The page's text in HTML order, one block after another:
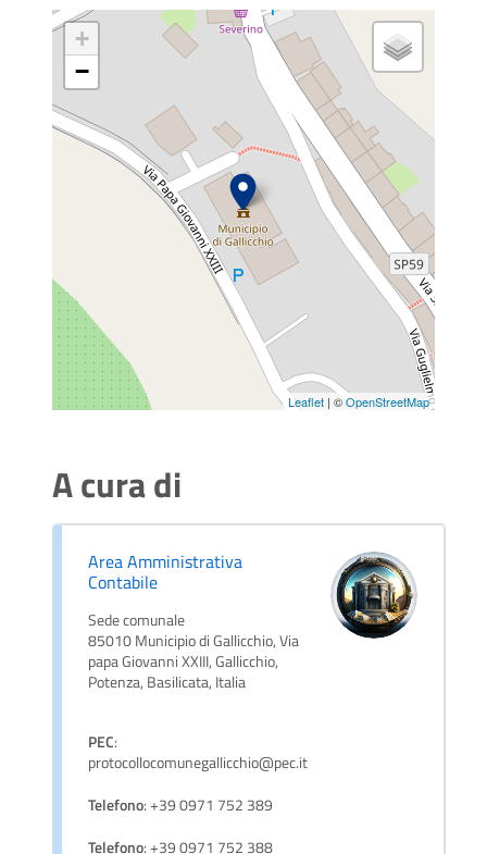
+
−
Leaflet | ©OpenStreetMap
A cura di
Area Amministrativa
Contabile
Sede comunale
85010 Municipio di Gallicchio, Via
papa Giovanni XXIII, Gallicchio,
Potenza, Basilicata, Italia
PEC:
protocollocomunegallicchio@pec.it
Telefono: +39 0971 752 389
Telefono: +39 0971 752 388